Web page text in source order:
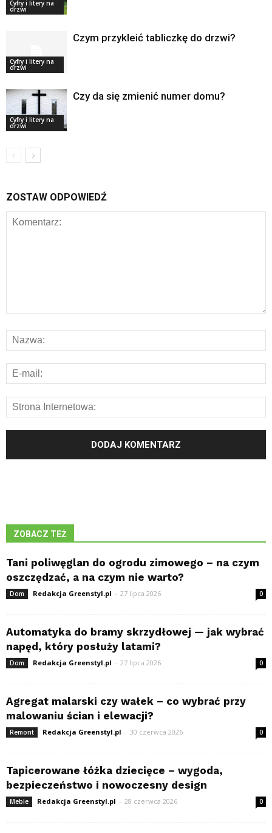
Cyfry i litery na
drzwi
Cyfry i litery na
drzwi
Czym przykleić tabliczkę do drzwi?
Cyfry i litery na
drzwi
Czy da się zmienić numer domu?
ZOSTAW ODPOWIEDŹ
ZOBACZ TEŻ
Tani poliwęglan do ogrodu zimowego – na czym
oszczędzać, a na czym nie warto?
Dom Redakcja Greenstyl.pl - 27 lipca 2026 0
Automatyka do bramy skrzydłowej — jak wybrać
napęd, który posłuży latami?
Dom Redakcja Greenstyl.pl - 27 lipca 2026 0
Agregat malarski czy wałek – co wybrać przy
malowaniu ścian i elewacji?
Remont Redakcja Greenstyl.pl - 30 czerwca 2026 0
Tapicerowane łóżka dziecięce – wygoda,
bezpieczeństwo i nowoczesny design
Meble Redakcja Greenstyl.pl - 28 czerwca 2026 0